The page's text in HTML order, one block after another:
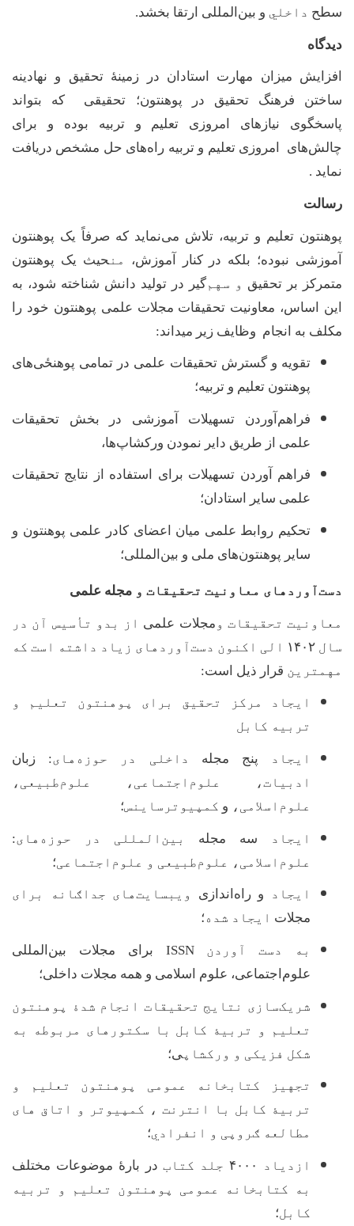
سطح داخلي و بین‌المللی ارتقا بخشد.
دیدگاه
افزایش میزان مهارت استادان در زمینۀ تحقیق و نهادینه
ساختن فرهنگ تحقیق در پوهنتون؛ تحقیقی که بتواند
پاسخگوی نیازهای امروزی تعلیم و تربیه بوده و برای
چالش‌های امروزی تعلیم و تربیه راه‌های حل مشخص دریافت
نماید .
رسالت
پوهنتون تعلیم و تربیه، تلاش می‌نماید که صرفاً یک پوهنتون
آموزشی نبوده؛ بلکه در کنار آموزش،
منحیث یک پوهنتون
متمرکز بر تحقیق و سهمگیر در تولید دانش شناخته شود، به
این اساس، معاونیت تحقیقات مجلات علمی پوهنتون خود را
مکلف به انجام وظایف زیر میداند:
تقویه و گسترش تحقیقات علمی در تمامی پوهنځی‌های
پوهنتون تعلیم و تربیه؛
فراهم‌آوردن تسهیلات آموزشی در بخش تحقیقات
علمی از طریق دایر نمودن ورکشاپ‌ها،
فراهم آوردن تسهیلات برای استفاده از نتایج تحقیقات
علمی سایر استادان؛
تحکیم روابط علمی میان اعضای کادر علمی پوهنتون و
سایر پوهنتون‌های ملی و بین‌المللی؛
دستآوردهای معاونیت تحقیقات و مجله علمی
معاونیت تحقیقات و مجلات علمی از بدو تأسیس آن در
سال ۱۴۰۲ الی اکنون دستآورد های زیاد داشته است که
مهمترین قرار ذیل است:
ایجاد مرکز تحقیق برای پوهنتون تعلیم و
تربیه کابل
ایجاد پنج مجله داخلی در حوزه های: زبان
ادبیات، علوم اجتماعی، علومطبیعی،
علوم اسلامی، و کمپیوترساینس؛
ایجاد سه مجله بین المللی در حوزه های:
علوم اسلامی، علومطبیعی و علوم اجتماعی؛
ایجاد و راه‌اندازی ویبسایتهای جداګانه برای
مجلات ایجاد شده ؛
به دست آوردنISSN برای مجلات بین‌المللی
علوم‌اجتماعی، علوم اسلامی و همه مجلات داخلی؛
شریکسازی نتایج تحقیقات انجام شد ۀ
پوهنتون
تعلیم و تربی ۀ
کابل با سکتورهای مربوطه به
شکل فزیکی و ورکشاپی؛
تجهیز کتابخانه عمومی پوهنتون تعلیم و
تربیۀ کابل با انترنت ، کمپیوتر و اتاق های
مطالعه ګروپی و انفرادي؛
ازدیاد ۴۰۰۰جلد کتاب در بارۀ موضوعات مختلف
به کتابخانه عمومی پوهنتون تعلیم و تربیه
کابل؛